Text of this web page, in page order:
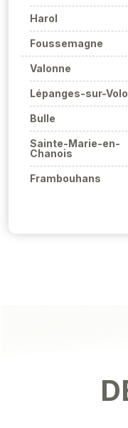
Harol
Foussemagne
Valonne
Lépanges-sur-
Bulle
Sainte-Marie-en-
Chanois
Frambouhans